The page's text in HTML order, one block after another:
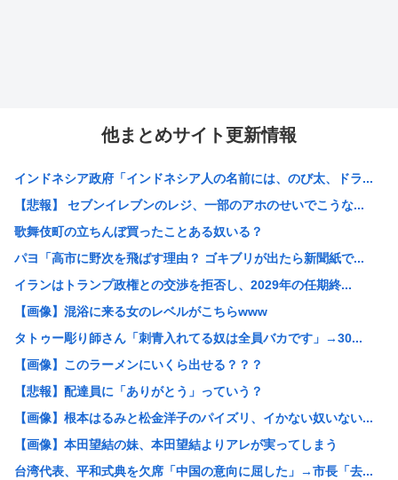
他まとめサイト更新情報
インドネシア政府「インドネシア人の名前には、のび太、ドラ...
【悲報】 セブンイレブンのレジ、一部のアホのせいでこうな...
歌舞伎町の立ちんぼ買ったことある奴いる？
パヨ「高市に野次を飛ばす理由？ ゴキブリが出たら新聞紙で...
イランはトランプ政権との交渉を拒否し、2029年の任期終...
【画像】混浴に来る女のレベルがこちらwww
タトゥー彫り師さん「刺青入れてる奴は全員バカです」→30...
【画像】このラーメンにいくら出せる？？？
【悲報】配達員に「ありがとう」っていう？
【画像】根本はるみと松金洋子のパイズリ、イかない奴いない...
【画像】本田望結の妹、本田望結よりアレが実ってしまう
台湾代表、平和式典を欠席「中国の意向に屈した」→市長「去...